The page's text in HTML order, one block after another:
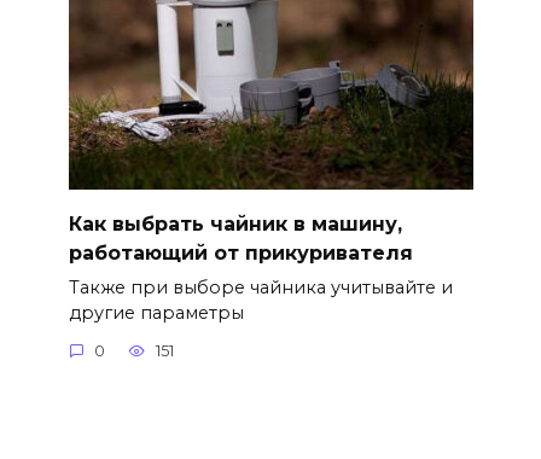
Как выбрать чайник в машину,
работающий от прикуривателя
Также при выборе чайника учитывайте и
другие параметры
0 151